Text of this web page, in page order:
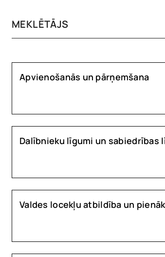
Apvienošanās un pārņemšana
Dalībnieku līgumi un sabiedrības
Valdes locekļu atbildība un